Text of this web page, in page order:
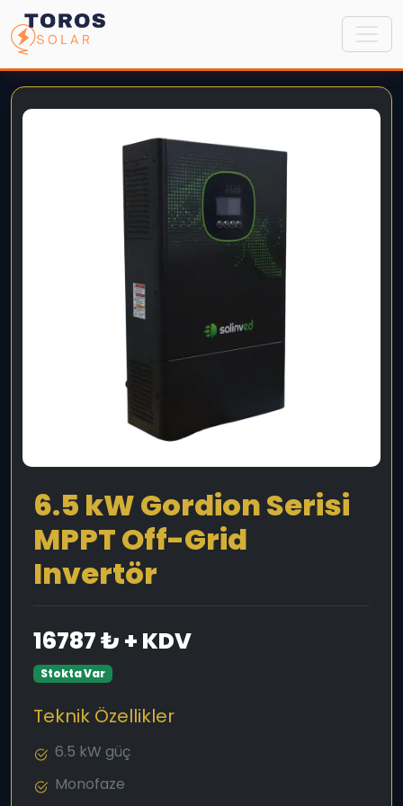
6.5 kW Gordion Serisi
MPPT Off-Grid
Invertör
16787 ₺ + KDV
Stokta Var
Teknik Özellikler
6.5 kW güç
Monofaze